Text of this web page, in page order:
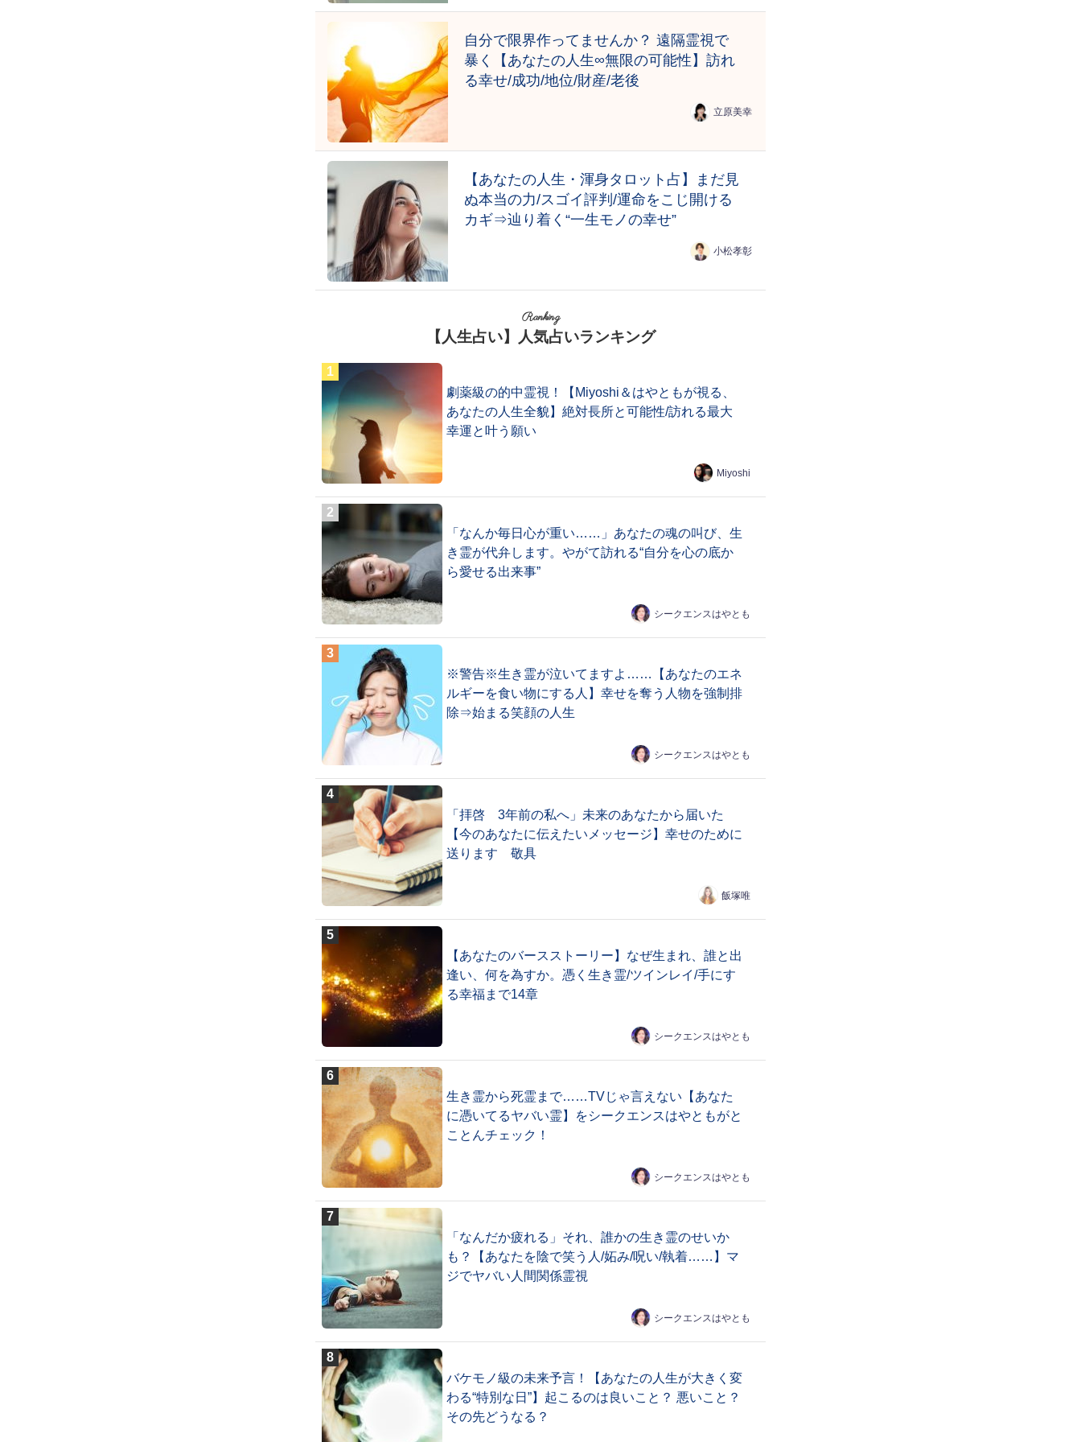
自分で限界作ってませんか？ 遠隔霊視で
暴く【あなたの人生∞無限の可能性】訪れ
る幸せ/成功/地位/財産/老後
立原美幸
【あなたの人生・渾身タロット占】まだ見
ぬ本当の力/スゴイ評判/運命をこじ開ける
カギ⇒辿り着く“一生モノの幸せ”
小松孝彰
Ranking
【人生占い】人気占いランキング
劇薬級の的中霊視！【Miyoshi＆はやともが視る、
あなたの人生全貌】絶対長所と可能性/訪れる最大
幸運と叶う願い
Miyoshi
「なんか毎日心が重い……」あなたの魂の叫び、生
き霊が代弁します。やがて訪れる“自分を心の底か
ら愛せる出来事”
シークエンスはやとも
※警告※生き霊が泣いてますよ……【あなたのエネ
ルギーを食い物にする人】幸せを奪う人物を強制排
除⇒始まる笑顔の人生
シークエンスはやとも
「拝啓 3年前の私へ」未来のあなたから届いた
【今のあなたに伝えたいメッセージ】幸せのために
送ります 敬具
飯塚唯
【あなたのバースストーリー】なぜ生まれ、誰と出
逢い、何を為すか。憑く生き霊/ツインレイ/手にす
る幸福まで14章
シークエンスはやとも
生き霊から死霊まで……TVじゃ言えない【あなた
に憑いてるヤバい霊】をシークエンスはやともがと
ことんチェック！
シークエンスはやとも
「なんだか疲れる」それ、誰かの生き霊のせいか
も？【あなたを陰で笑う人/妬み/呪い/執着……】マ
ジでヤバい人間関係霊視
シークエンスはやとも
バケモノ級の未来予言！【あなたの人生が大きく変
わる“特別な日”】起こるのは良いこと？ 悪いこと？
その先どうなる？